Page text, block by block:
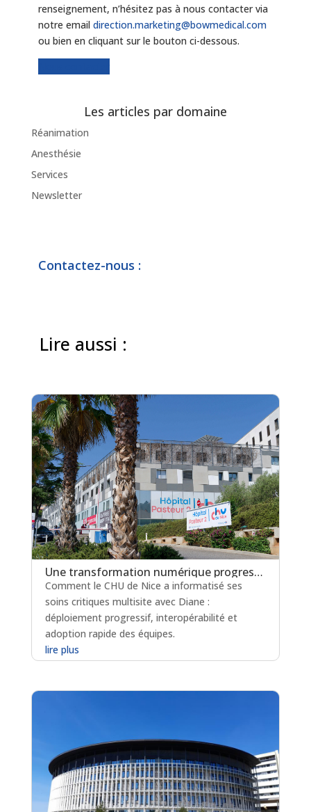
renseignement, n’hésitez pas à nous contacter via
notre email direction.marketing@bowmedical.com
ou bien en cliquant sur le bouton ci-dessous.
Les articles par domaine
Réanimation
Anesthésie
Services
Newsletter
Contactez-nous :
Lire aussi :
Une transformation numérique progressive des Soins Critiques
Comment le CHU de Nice a informatisé ses
soins critiques multisite avec Diane :
déploiement progressif, interopérabilité et
adoption rapide des équipes.
lire plus